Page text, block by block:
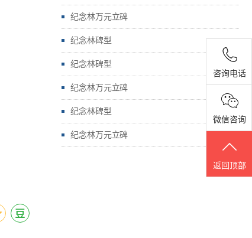
纪念林万元立碑
纪念林碑型
纪念林碑型
纪念林万元立碑
纪念林碑型
纪念林万元立碑
咨询电话
微信咨询
返回顶部